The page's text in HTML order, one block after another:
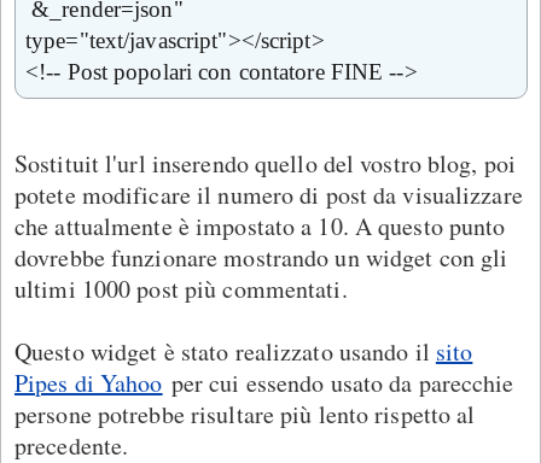
&_render=json"
type="text/javascript"></script>
<!-- Post popolari con contatore FINE -->
Sostituit l'url inserendo quello del vostro blog, poi
potete modificare il numero di post da visualizzare
che attualmente è impostato a 10. A questo punto
dovrebbe funzionare mostrando un widget con gli
ultimi 1000 post più commentati.
Questo widget è stato realizzato usando il sito
Pipes di Yahoo per cui essendo usato da parecchie
persone potrebbe risultare più lento rispetto al
precedente.